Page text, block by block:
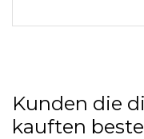
Kunden die
kauften